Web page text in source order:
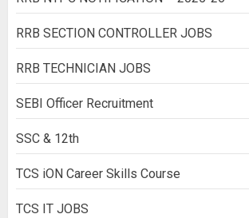
RRB SECTION CONTROLLER JOBS
RRB TECHNICIAN JOBS
SEBI Officer Recruitment
SSC & 12th
TCS iON Career Skills Course
TCS IT JOBS